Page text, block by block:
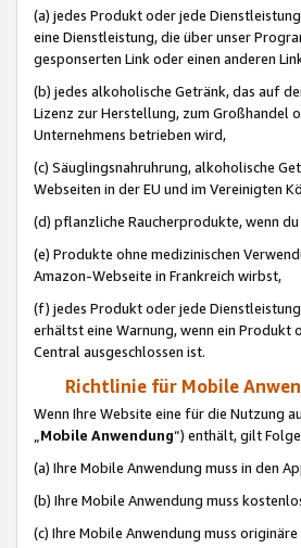
(a) jedes Produkt oder jede
eine Dienstleistung, die über unser
gesponserten Link oder einen anderen
(b) jedes alkoholische Getränk, das auf
Lizenz zur Herstellung, zum Großhandel
Unternehmens betrieben wird,
(c) Säuglingsnahruhrung, alkoholische
Webseiten in der EU und im Vereinigten
(d) pflanzliche Raucherprodukte, wenn
(e) Produkte ohne medizinischen
Amazon-Webseite in Frankreich wirbst,
(f) jedes Produkt oder jede
erhältst eine Warnung, wenn ein Produkt
Central ausgeschlossen ist.
Richtlinie für Mobile
Wenn Ihre Website eine für die Nutzung
„Mobile Anwendung“) enthält, gilt
(a) Ihre Mobile Anwendung muss in den
(b) Ihre Mobile Anwendung muss
(c) Ihre Mobile Anwendung muss